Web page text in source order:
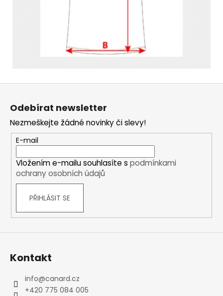
Z
Odebírat newsletter
Nezmeškejte žádné novinky či slevy!
E-mail
Vložením e-mailu souhlasíte s podmínkami
ochrany osobních údajů
PŘIHLÁSIT SE
Kontakt
info@canard.cz
+420 775 084 005